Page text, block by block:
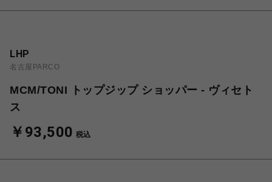
LHP
名古屋PARCO
MCM/TONI トップジップ ショッパー - ヴィセト
ス
￥93,500 税込